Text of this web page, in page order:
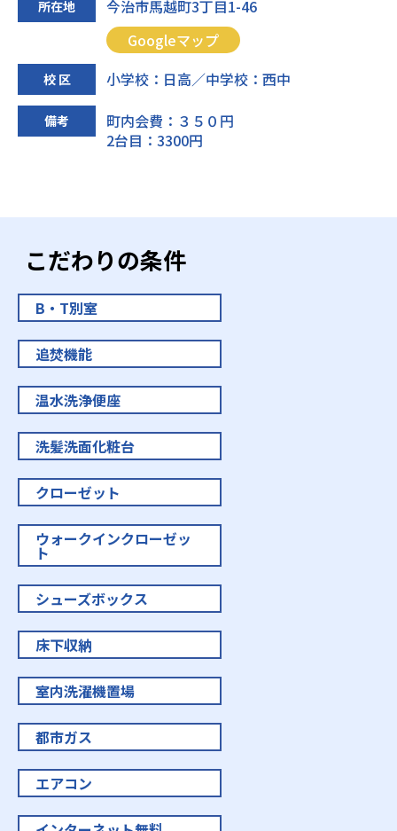
所在地
今治市馬越町3丁目1-46
Googleマップ
校 区 小学校：日高／中学校：西中
備考
町内会費：３５０円
2台目：3300円
こだわりの条件
B・T別室
追焚機能
温水洗浄便座
洗髪洗面化粧台
クローゼット
ウォークインクローゼッ
ト
シューズボックス
床下収納
室内洗濯機置場
都市ガス
エアコン